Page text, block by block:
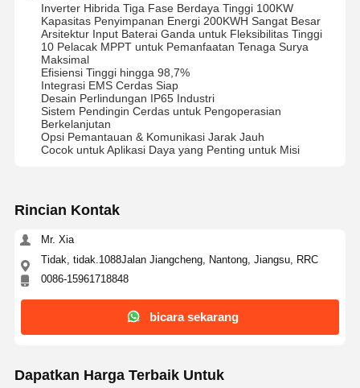
Inverter Hibrida Tiga Fase Berdaya Tinggi 100KW
Kapasitas Penyimpanan Energi 200KWH Sangat Besar
Arsitektur Input Baterai Ganda untuk Fleksibilitas Tinggi
10 Pelacak MPPT untuk Pemanfaatan Tenaga Surya
Maksimal
Efisiensi Tinggi hingga 98,7%
Integrasi EMS Cerdas Siap
Desain Perlindungan IP65 Industri
Sistem Pendingin Cerdas untuk Pengoperasian
Berkelanjutan
Opsi Pemantauan & Komunikasi Jarak Jauh
Cocok untuk Aplikasi Daya yang Penting untuk Misi
Rincian Kontak
Mr. Xia
Tidak, tidak.1088Jalan Jiangcheng, Nantong, Jiangsu, RRC
0086-15961718848
bicara sekarang
Dapatkan Harga Terbaik Untuk